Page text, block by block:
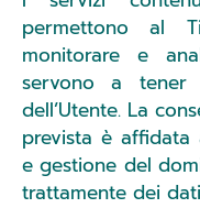
permettono al
monitorare e
servono a tener
dell’Utente. La
prevista è affidata
e gestione del
trattamente dei